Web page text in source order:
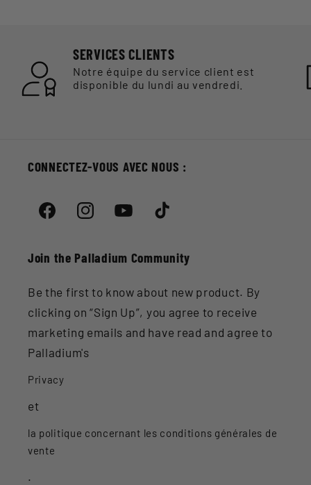
SERVICES CLIENTS
Notre équipe du service client est
disponible du lundi au vendredi.
CONNECTEZ-VOUS AVEC NOUS :
FacebookInstagramYouTube TikTok
Join the Palladium Community
Be the first to know about new product. By
clicking on “Sign Up”, you agree to receive
marketing emails and have read and agree to
Palladium's
Privacy
et
la politique concernant les conditions générales de
vente
.